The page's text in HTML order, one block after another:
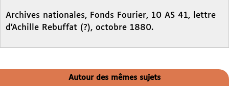
Archives nationales, Fonds Fourier, 10 AS 41, lettre
d’Achille Rebuffat (?), octobre 1880.
Autour des mêmes sujets